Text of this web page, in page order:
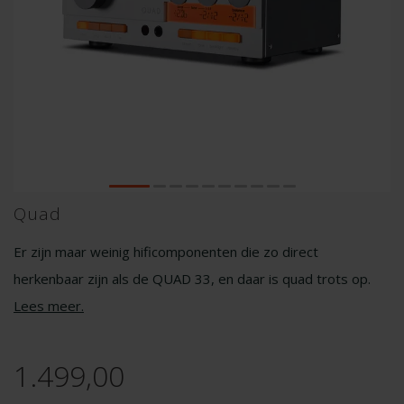
Quad
Er zijn maar weinig hificomponenten die zo direct
herkenbaar zijn als de QUAD 33, en daar is quad trots op.
Lees meer.
1.499,00